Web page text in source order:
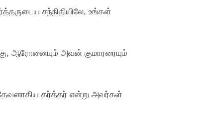
சந்நிதியிலே, உங்கள்
ஆரோனையும் அவன் குமாரரையும்
கர்த்தர் என்று அவர்கள்